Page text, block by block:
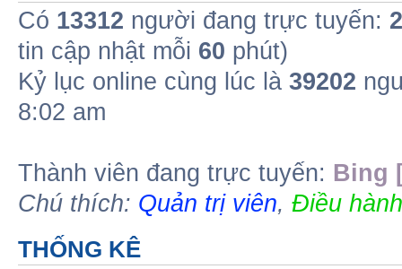
Có 13312 người đang trực tuyến: 2
tin cập nhật mỗi 60 phút)
Kỷ lục online cùng lúc là 39202
8:02 am
Thành viên đang trực tuyến: Bing
Chú thích: Quản trị viên, Điều
THỐNG KÊ